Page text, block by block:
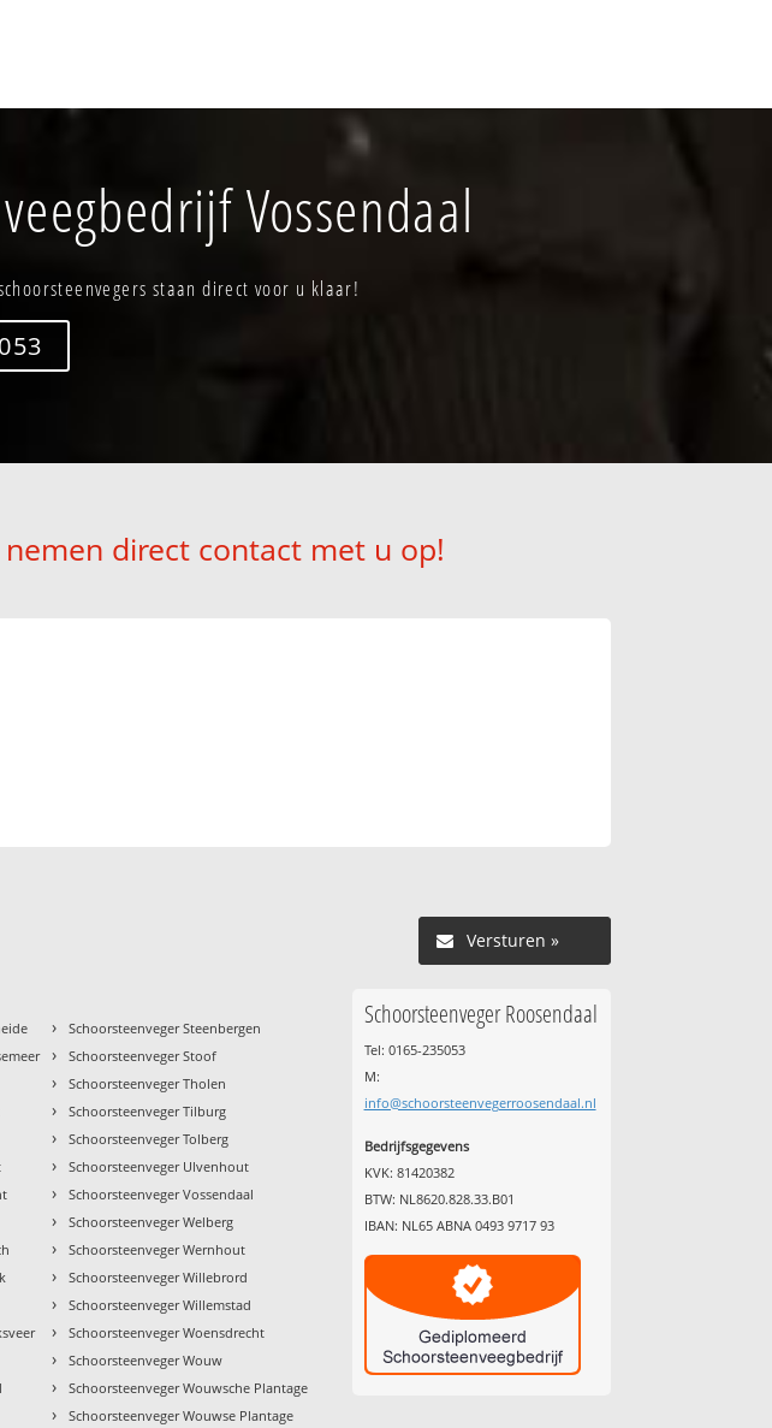
Vossendaal
staan direct voor u klaar!
direct contact met u op!
Versturen »
› Schoorsteenveger Steenbergen
› Schoorsteenveger Stoof
› Schoorsteenveger Tholen
› Schoorsteenveger Tilburg
› Schoorsteenveger Tolberg
› Schoorsteenveger Ulvenhout
› Schoorsteenveger Vossendaal
› Schoorsteenveger Welberg
› Schoorsteenveger Wernhout
› Schoorsteenveger Willebrord
› Schoorsteenveger Willemstad
› Schoorsteenveger Woensdrecht
› Schoorsteenveger Wouw
› Schoorsteenveger Wouwsche Plantage
› Schoorsteenveger Wouwse Plantage
Schoorsteenveger Roosendaal
Tel: 0165-235053
M:
info@schoorsteenvegerroosendaal.nl
Bedrijfsgegevens
KVK: 81420382
BTW: NL8620.828.33.B01
IBAN: NL65 ABNA 0493 9717 93